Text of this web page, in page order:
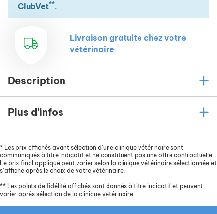
ClubVet**.
Livraison gratuite chez votre
vétérinaire
Description
Plus d'infos
* Les prix affichés avant sélection d’une clinique vétérinaire sont
communiqués à titre indicatif et ne constituent pas une offre contractuelle.
Le prix final appliqué peut varier selon la clinique vétérinaire sélectionnée et
s’affiche après le choix de votre vétérinaire.
** Les points de fidélité affichés sont donnés à titre indicatif et peuvent
varier après sélection de la clinique vétérinaire.